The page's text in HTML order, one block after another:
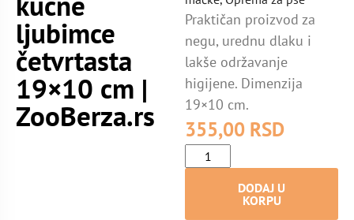
ljubimce
četvrtasta
19×10 cm |
ZooBerza.rs
Praktičan proizvod za
negu, urednu dlaku i
lakše održavanje
higijene. Dimenzija
19×10 cm.
355,00 RSD
DODAJ U
KORPU